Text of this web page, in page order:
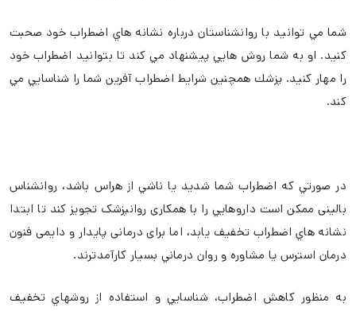
شما مي توانيد با روانشناستان درباره نشانه هاي اضطراب خود صحبت
كنيد. او به شما روش هايي پيشنهاد مي كند تا بتوانيد اضطراب خود
را مهار كنيد. پزشك همچنين شرايط اضطراب آفرين شما را شناسايي مي
كند.
در صورتي كه اضطراب شما شديد يا ناشي از هراس باشد، روانشناس
بالینی ممكن است داروهايي را با همکاری روانپزشک تجويز كند تا ابتدا
نشانه هاي اضطراب تخفيف يابد، اما برای درمانی پایدار و دایمی فنون
درمان استرس يا مشاوره و روان درماني بسیار كارآمدترند.
به منظور كاهش اضطراب، شناسايي و استفاده از روشهاي تخفيف